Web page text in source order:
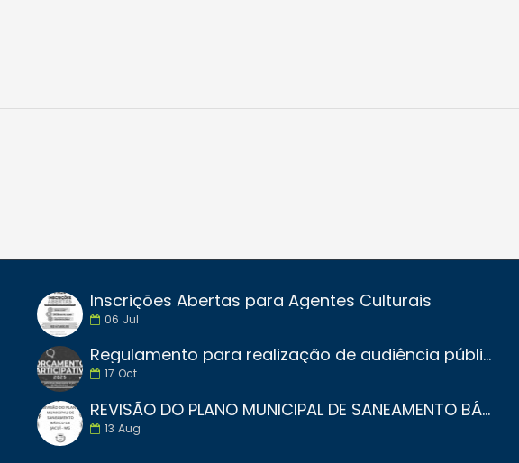
Inscrições Abertas para Agentes Culturais
06 Jul
Regulamento para realização de audiência pública para orçamento participativo
17 Oct
REVISÃO DO PLANO MUNICIPAL DE SANEAMENTO BÁSICO DE JACUÍ - MG
13 Aug